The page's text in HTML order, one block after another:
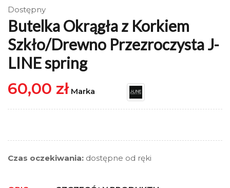
Dostępny
Butelka Okrągła z Korkiem
Szkło/Drewno Przezroczysta J-
LINE spring
60,00 zł Marka
Czas oczekiwania: dostępne od ręki